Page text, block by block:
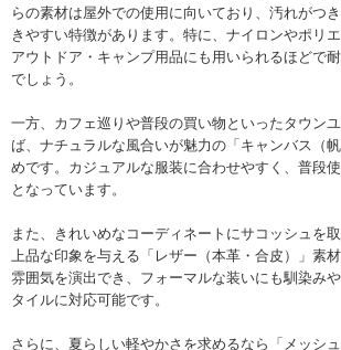
らの素材は屋外での使用に向いており、汚れがつ
きやすい特徴があります。特に、ナイロンやポリ
アウトドア・キャンプ用品にも用いられるほどで
でしょう。
一方、カフェ巡りや普段の買い物といったタウン
ば、ナチュラルな風合いが魅力の「キャンバス（
めです。カジュアルな服装に合わせやすく、普段
となっています。
また、きれいめなコーディネートにサコッシュを
上品な印象を与える「レザー（本革・合皮）」素
雰囲気を演出でき、フォーマルな装いにも馴染み
タイルに対応可能です。
さらに、夏らしい軽やかさを求めるなら「メッシ